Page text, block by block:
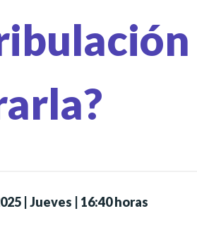
| Jueves | 16:40 horas